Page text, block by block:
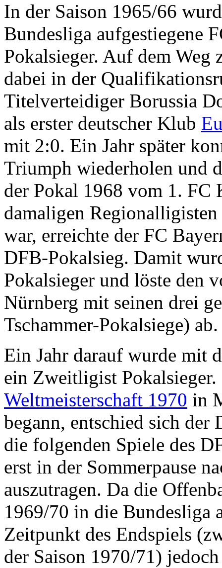
In der Saison 1965/66
Bundesliga aufgestiegene
Pokalsieger. Auf dem Weg
dabei in der
Titelverteidiger Borussia
als erster deutscher Klub
mit 2:0. Ein Jahr später
Triumph wiederholen und
der Pokal 1968 vom 1. FC
damaligen
war, erreichte der FC
DFB-Pokalsieg. Damit
Pokalsieger und löste den
Nürnberg mit seinen drei
Tschammer-Pokalsiege) ab.
Ein Jahr darauf wurde mit
ein Zweitligist
Weltmeisterschaft 1970 in
begann, entschied sich
die folgenden Spiele des
erst in der Sommerpause
auszutragen. Da die
1969/70 in die Bundesliga
Zeitpunkt des Endspiels
der Saison 1970/71)